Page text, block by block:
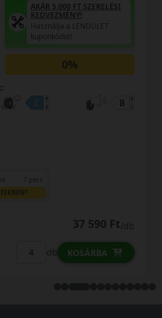
AKÁR 5.000 FT SZERELÉSI
KEDVEZMÉNY!
Használja a LENDÜLET
kuponkódot!
0%
7 perc
37 590 Ft/db
db KOSÁRBA